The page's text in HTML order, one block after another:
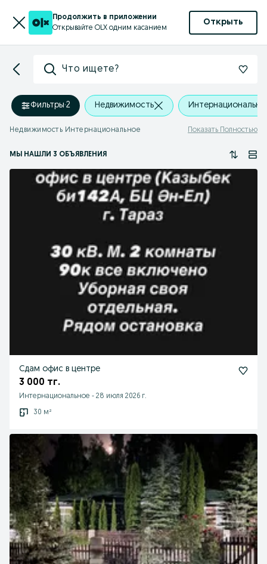
Продолжить в приложении
Открывайте OLX одним касанием
Открыть
Что ищете?
Фильтры·2 Недвижимость
Недвижимость Интернациональное Показать Полностью
МЫ НАШЛИ 3 ОБЪЯВЛЕНИЯ
Сдам офис в центре
3 000 тг.
Интернациональное - 28 июля 2026 г.
30 м²